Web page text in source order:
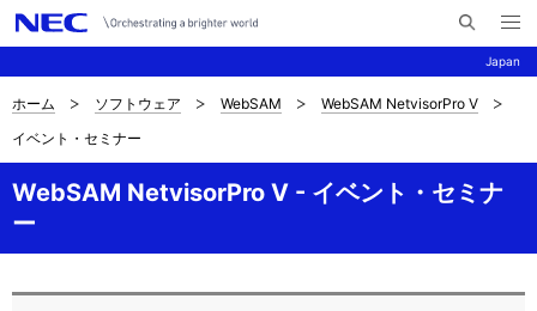
Japan
イ
メ
ニ
ュ
ナ
ビ
ゲ
ー
ョ
サ
イ
ト
の
ホーム ソフトウェア WebSAM
WebSAM NetvisorPro V
イベント・セミナー
WebSAM NetvisorPro V - イベント・セミナ
ー